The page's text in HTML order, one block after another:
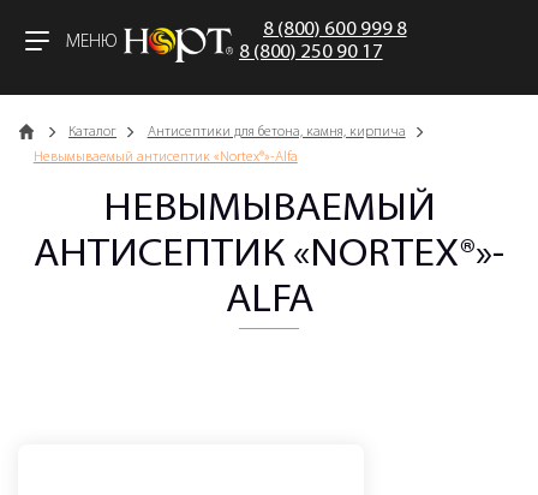
МЕНЮ
8 (800) 600 999 8
8 (800) 250 90 17
Главная Каталог
Антисептики для бетона, камня, кирпича
Невымываемый антисептик «Nortex®»-Alfa
НЕВЫМЫВАЕМЫЙ
АНТИСЕПТИК «NORTEX®»-
ALFA